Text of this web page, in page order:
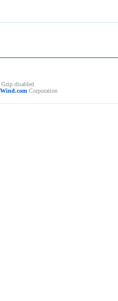
disabled
Corporation